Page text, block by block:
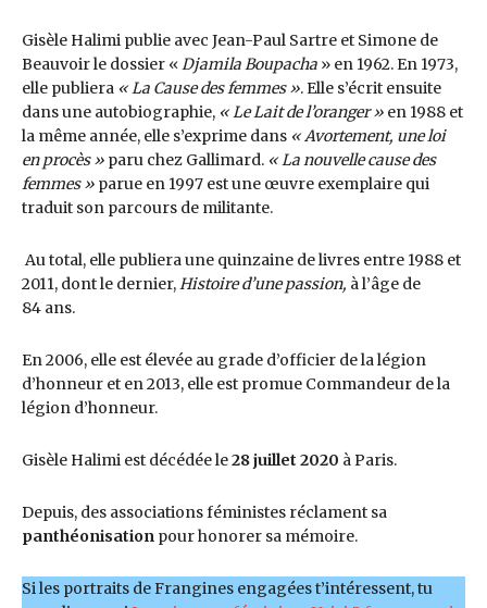
Gisèle Halimi publie avec Jean-Paul Sartre et Simone de
Beauvoir le dossier «Djamila Boupacha » en 1962. En 1973,
elle publiera « La Cause des femmes ». Elle s’écrit ensuite
dans une autobiographie, « Le Lait de l’oranger » en 1988 et
la même année, elle s’exprime dans « Avortement, une loi
en procès » paru chez Gallimard. « La nouvelle cause des
femmes » parue en 1997 est une œuvre exemplaire qui
traduit son parcours de militante.
Au total, elle publiera une quinzaine de livres entre 1988 et
2011, dont le dernier,Histoire d’une passion, à l’âge de
84 ans.
En 2006, elle est élevée au grade d’officier de la légion
d’honneur et en 2013, elle est promue Commandeur de la
légion d’honneur.
Gisèle Halimi est décédée le28 juillet 2020 à Paris.
Depuis, des associations féministes réclament sa
panthéonisation pour honorer sa mémoire.
Si les portraits de Frangines engagées t’intéressent, tu